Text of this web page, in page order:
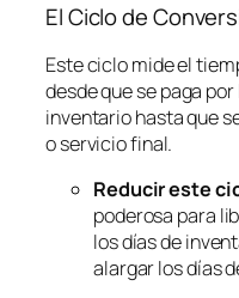
El Ciclo de
Este ciclo mide el
desde que se paga
inventario hasta que
o servicio final.
Reducir este
poderosa para
los días de
alargar los días